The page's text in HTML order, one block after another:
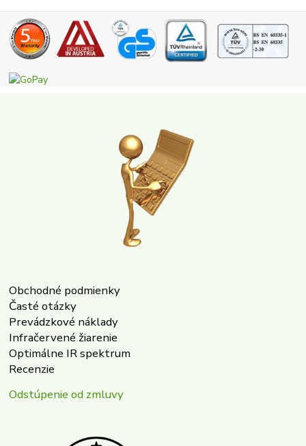
Obchodné podmienky
Časté otázky
Prevádzkové náklady
Infračervené žiarenie
Optimálne IR spektrum
Recenzie
Odstúpenie od zmluvy